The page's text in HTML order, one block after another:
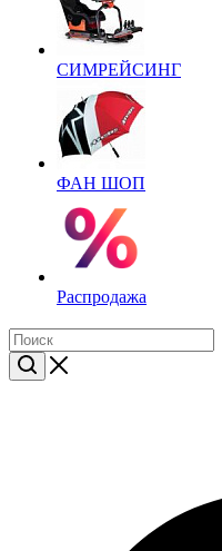
СИМРЕЙСИНГ
ФАН ШОП
Распродажа